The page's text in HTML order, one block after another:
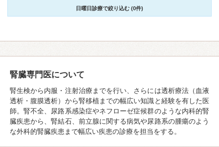
日曜日診療で絞り込む (0件)
腎臓専門医について
腎生検から内服・注射治療までを行い、さらには透析療法（血液
透析・腹膜透析）から腎移植までの幅広い知識と経験を有した医
師。腎不全、尿路系感染症やネフローゼ症候群のような内科的腎
臓疾患から、腎結石、前立腺に関する病気や尿路系の腫瘍のよう
な外科的腎臓疾患まで幅広い疾患の診療を担当をする。